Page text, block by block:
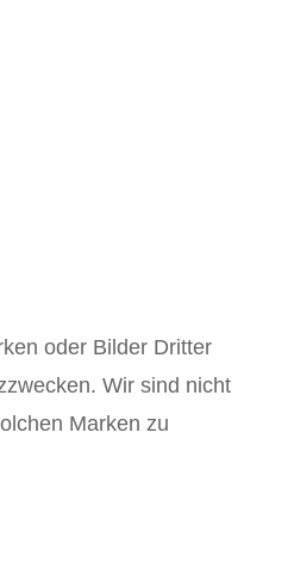
oder Bilder Dritter
Wir sind nicht
Marken zu